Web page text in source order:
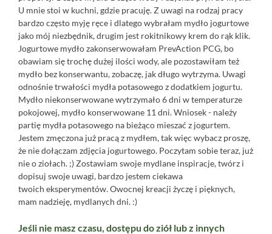
U mnie stoi w kuchni, gdzie pracuję. Z uwagi na rodzaj pracy
bardzo często myję ręce i dlatego wybrałam mydło jogurtowe
jako mój niezbędnik, drugim jest rokitnikowy krem do rąk klik.
Jogurtowe mydło zakonserwowałam PrevAction PCG, bo
obawiam się trochę dużej ilości wody, ale pozostawiłam też
mydło bez konserwantu, zobaczę, jak długo wytrzyma. Uwagi
odnośnie trwałości mydła potasowego z dodatkiem jogurtu.
Mydło niekonserwowane wytrzymało 6 dni w temperaturze
pokojowej, mydło konserwowane 11 dni. Wniosek - należy
partię mydła potasowego na bieżąco mieszać z jogurtem.
Jestem zmęczona już pracą z mydłem, tak więc wybacz proszę,
że nie dołączam zdjęcia jogurtowego. Poczytam sobie teraz, już
nie o ziołach. ;) Zostawiam swoje mydlane inspiracje, twórz i
dopisuj swoje uwagi, bardzo jestem ciekawa
twoich eksperymentów. Owocnej kreacji życzę i pięknych,
mam nadzieję, mydlanych dni. :)
Jeśli nie masz czasu, dostępu do ziół lub z innych